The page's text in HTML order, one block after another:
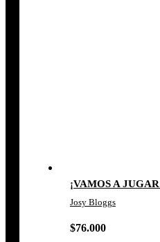
¡VAMOS A
Josy Bloggs
$76.000